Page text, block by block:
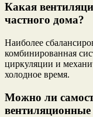
Какая
частного дома?
Наиболее
комбинированная
циркуляции и
холодное время.
Можно ли
вентиляционные